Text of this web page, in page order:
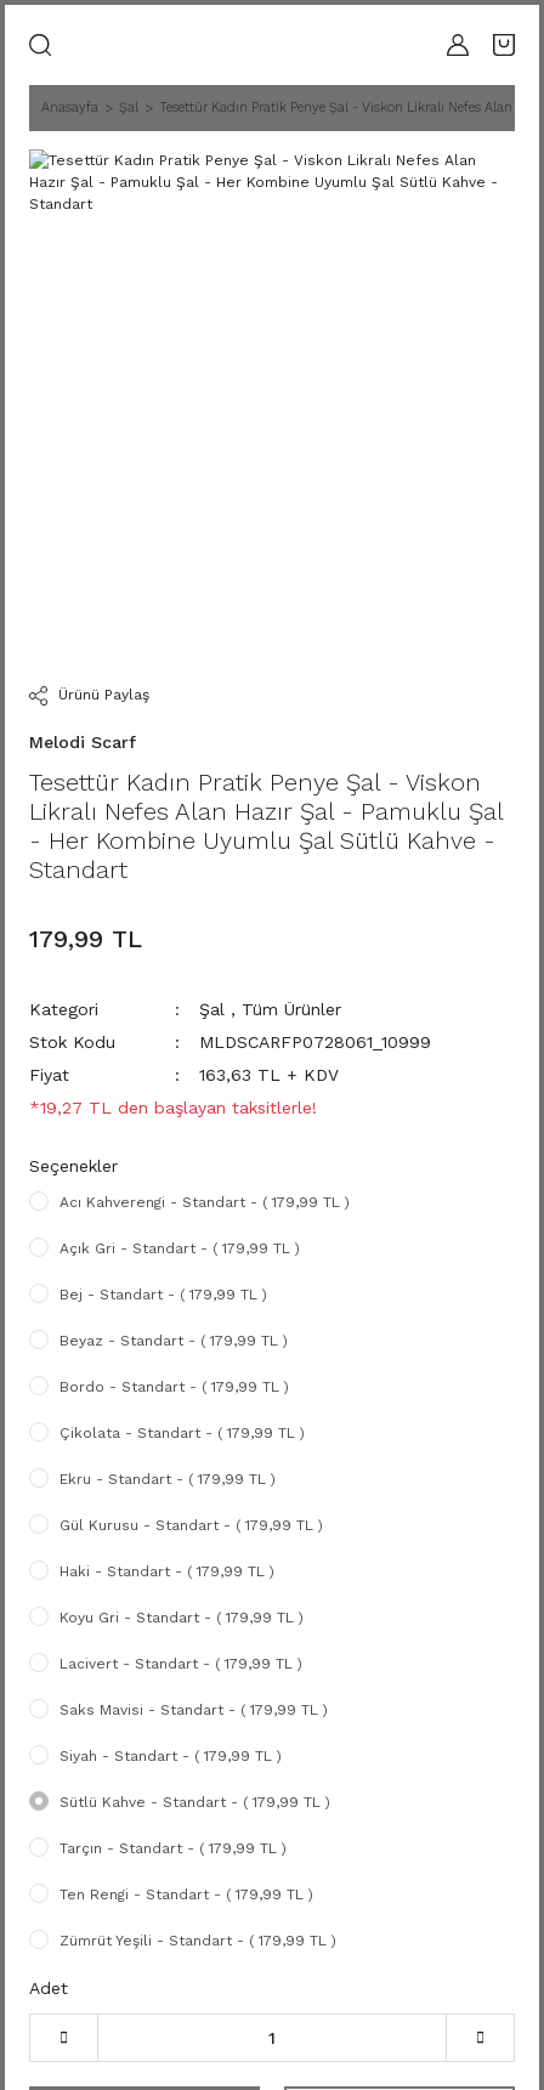
Anasayfa Şal Tesettür Kadın Pratik Penye Şal - Viskon Likralı Nefes Alan
Ürünü Paylaş
Melodi Scarf
Tesettür Kadın Pratik Penye Şal - Viskon
Likralı Nefes Alan Hazır Şal - Pamuklu Şal
- Her Kombine Uyumlu Şal Sütlü Kahve -
Standart
179,99 TL
Kategori Şal , Tüm Ürünler
Stok Kodu
MLDSCARFP0728061_10999
Fiyat
163,63 TL + KDV
*19,27 TL den başlayan taksitlerle!
Seçenekler
Acı Kahverengi - Standart - ( 179,99 TL )
Açık Gri - Standart - ( 179,99 TL )
Bej - Standart - ( 179,99 TL )
Beyaz - Standart - ( 179,99 TL )
Bordo - Standart - ( 179,99 TL )
Çikolata - Standart - ( 179,99 TL )
Ekru - Standart - ( 179,99 TL )
Gül Kurusu - Standart - ( 179,99 TL )
Haki - Standart - ( 179,99 TL )
Koyu Gri - Standart - ( 179,99 TL )
Lacivert - Standart - ( 179,99 TL )
Saks Mavisi - Standart - ( 179,99 TL )
Siyah - Standart - ( 179,99 TL )
Sütlü Kahve - Standart - ( 179,99 TL )
Tarçın - Standart - ( 179,99 TL )
Ten Rengi - Standart - ( 179,99 TL )
Zümrüt Yeşili - Standart - ( 179,99 TL )
Adet